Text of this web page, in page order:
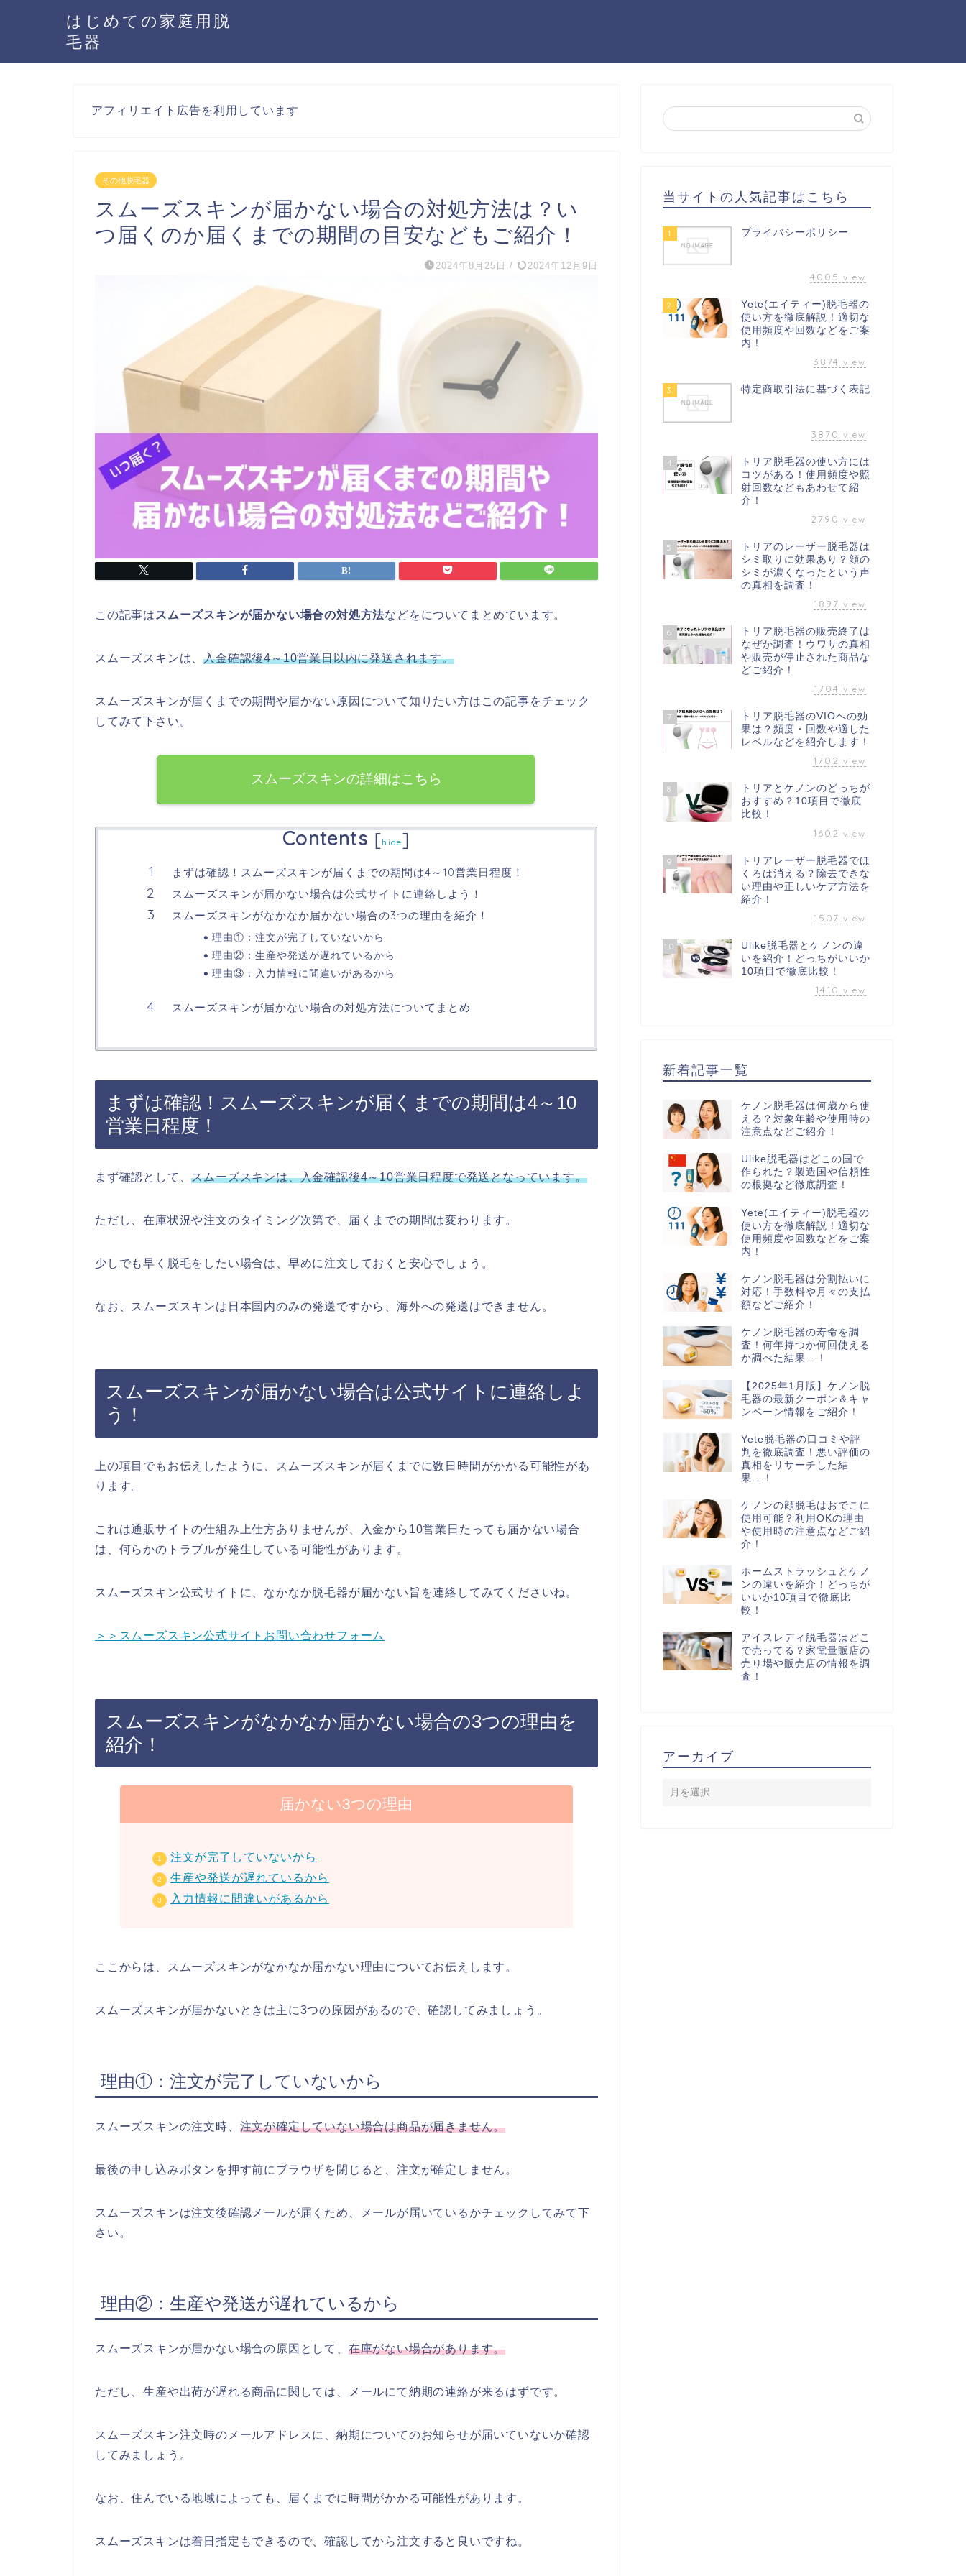
はじめての家庭用脱
毛器
アフィリエイト広告を利用しています
その他脱毛器
スムーズスキンが届かない場合の対処方法は？い
つ届くのか届くまでの期間の目安などもご紹介！
2024年8月25日 / 2024年12月9日
この記事は スムーズスキンが届かない場合の対処方法などをについてまとめています。
スムーズスキンは、入金確認後4～10営業日以内に発送されます。
スムーズスキンが届くまでの期間や届かない原因について知りたい方はこの記事をチェック
してみて下さい。
スムーズスキンの詳細はこちら
Contents [hide]
まずは確認！スムーズスキンが届くまでの期間は4～10営業日程度！
スムーズスキンが届かない場合は公式サイトに連絡しよう！
スムーズスキンがなかなか届かない場合の3つの理由を紹介！
理由①：注文が完了していないから
理由②：生産や発送が遅れているから
理由③：入力情報に間違いがあるから
スムーズスキンが届かない場合の対処方法についてまとめ
まずは確認！スムーズスキンが届くまでの期間は4～10
営業日程度！
まず確認として、スムーズスキンは、入金確認後4～10営業日程度で発送となっています。
ただし、在庫状況や注文のタイミング次第で、届くまでの期間は変わります。
少しでも早く脱毛をしたい場合は、早めに注文しておくと安心でしょう。
なお、スムーズスキンは日本国内のみの発送ですから、海外への発送はできません。
スムーズスキンが届かない場合は公式サイトに連絡しよ
う！
上の項目でもお伝えしたように、スムーズスキンが届くまでに数日時間がかかる可能性があ
ります。
これは通販サイトの仕組み上仕方ありませんが、入金から10営業日たっても届かない場合
は、何らかのトラブルが発生している可能性があります。
スムーズスキン公式サイトに、なかなか脱毛器が届かない旨を連絡してみてくださいね。
＞＞スムーズスキン公式サイトお問い合わせフォーム
スムーズスキンがなかなか届かない場合の3つの理由を
紹介！
届かない3つの理由
注文が完了していないから
生産や発送が遅れているから
入力情報に間違いがあるから
ここからは、スムーズスキンがなかなか届かない理由についてお伝えします。
スムーズスキンが届かないときは主に3つの原因があるので、確認してみましょう。
理由①：注文が完了していないから
スムーズスキンの注文時、 注文が確定していない場合は商品が届きません。
最後の申し込みボタンを押す前にブラウザを閉じると、注文が確定しません。
スムーズスキンは注文後確認メールが届くため、メールが届いているかチェックしてみて下
さい。
理由②：生産や発送が遅れているから
スムーズスキンが届かない場合の原因として、 在庫がない場合があります。
ただし、生産や出荷が遅れる商品に関しては、メールにて納期の連絡が来るはずです。
スムーズスキン注文時のメールアドレスに、納期についてのお知らせが届いていないか確認
してみましょう。
なお、住んでいる地域によっても、届くまでに時間がかかる可能性があります。
スムーズスキンは着日指定もできるので、確認してから注文すると良いですね。
当サイトの人気記事はこちら
1 プライバシーポリシー
4005 view
2
Yete(エイティー)脱毛器の
使い方を徹底解説！適切な
使用頻度や回数などをご案
内！
3874 view
3 特定商取引法に基づく表記
3870 view
4
トリア脱毛器の使い方には
コツがある！使用頻度や照
射回数などもあわせて紹
介！
2790 view
5
トリアのレーザー脱毛器は
シミ取りに効果あり？顔の
シミが濃くなったという声
の真相を調査！
1897 view
6
トリア脱毛器の販売終了は
なぜか調査！ウワサの真相
や販売が停止された商品な
どご紹介！
1704 view
7
トリア脱毛器のVIOへの効
果は？頻度・回数や適した
レベルなどを紹介します！
1702 view
8
トリアとケノンのどっちが
おすすめ？10項目で徹底
比較！
1602 view
9
トリアレーザー脱毛器でほ
くろは消える？除去できな
い理由や正しいケア方法を
紹介！
1507 view
10
Ulike脱毛器とケノンの違
いを紹介！どっちがいいか
10項目で徹底比較！
1410 view
新着記事一覧
ケノン脱毛器は何歳から使
える？対象年齢や使用時の
注意点などご紹介！
Ulike脱毛器はどこの国で
作られた？製造国や信頼性
の根拠など徹底調査！
Yete(エイティー)脱毛器の
使い方を徹底解説！適切な
使用頻度や回数などをご案
内！
ケノン脱毛器は分割払いに
対応！手数料や月々の支払
額などご紹介！
ケノン脱毛器の寿命を調
査！何年持つか何回使える
か調べた結果…！
【2025年1月版】ケノン脱
毛器の最新クーポン＆キャ
ンペーン情報をご紹介！
Yete脱毛器の口コミや評
判を徹底調査！悪い評価の
真相をリサーチした結
果…！
ケノンの顔脱毛はおでこに
使用可能？利用OKの理由
や使用時の注意点などご紹
介！
ホームストラッシュとケノ
ンの違いを紹介！どっちが
いいか10項目で徹底比
較！
アイスレディ脱毛器はどこ
で売ってる？家電量販店の
売り場や販売店の情報を調
査！
アーカイブ